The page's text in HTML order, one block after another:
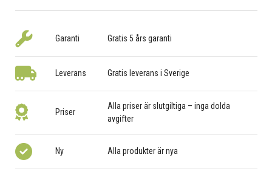
Garanti Gratis 5 års garanti
Leverans Gratis leverans i Sverige
Priser
Alla priser är slutgiltiga – inga dolda
avgifter
Ny Alla produkter är nya